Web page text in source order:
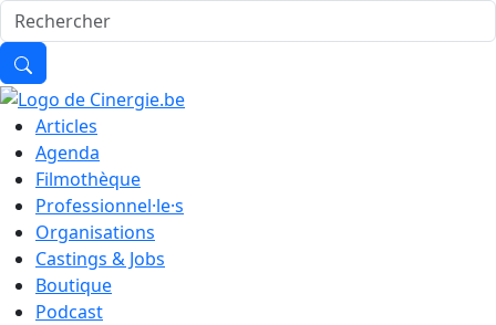
Articles
Agenda
Filmothèque
Professionnel·le·s
Organisations
Castings & Jobs
Boutique
Podcast